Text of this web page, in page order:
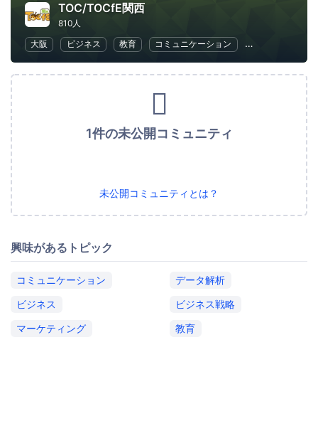
TOC/TOCfE関西
810人
大阪
ビジネス 教育 コミュニケーション ビジネス戦略
1件の未公開コミュニティ
未公開コミュニティとは？
興味があるトピック
コミュニケーション
データ解析
ビジネス
ビジネス戦略
マーケティング
教育